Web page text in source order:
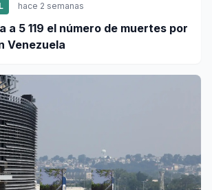
hace 2 semanas
a 5 119 el número de muertes por
Venezuela